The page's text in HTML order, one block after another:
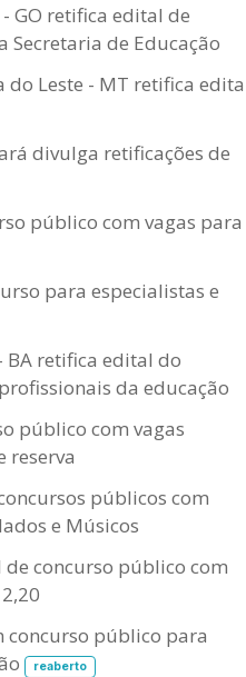
GO retifica edital de
de Educação
do Leste - MT retifica
divulga retificações de
público com vagas para
para especialistas e
BA retifica edital do
da educação
público com vagas
reserva
públicos com
e Músicos
concurso público com
concurso público para
reaberto